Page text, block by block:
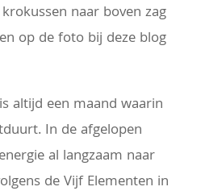
naar boven zag
op defotobij deze blog
altijd een maand waarin
In de afgelopen
al langzaam naar
de Vijf Elementen in